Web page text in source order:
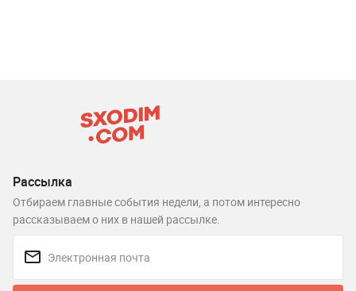
Рассылка
Отбираем главные события недели, а потом интересно
рассказываем о них в нашей рассылке.